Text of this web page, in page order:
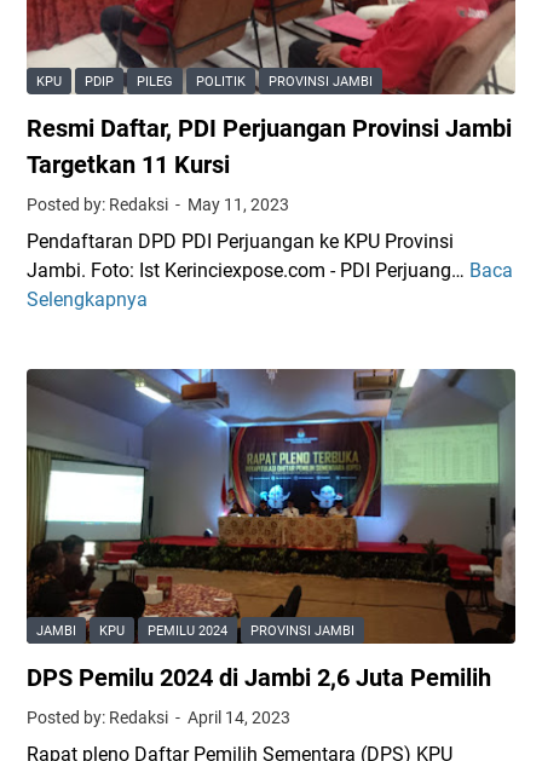
m
i
D
l
a
i
k
a
p
k
a
n
:
n
i
L
K
o
s
i
o
n
e
K
P
KPU PDIP PILEG POLITIK PROVINSI JAMBI
Resmi Daftar, PDI Perjuangan Provinsi Jambi
Targetkan 11 Kursi
Posted by: Redaksi May 11, 2023
Pendaftaran DPD PDI Perjuangan ke KPU Provinsi
Jambi. Foto: Ist Kerinciexpose.com - PDI Perjuang… Baca
Selengkapnya
R
i
D
f
t
a
r
,
P
D
I
P
JAMBI KPU PEMILU 2024 PROVINSI JAMBI
DPS Pemilu 2024 di Jambi 2,6 Juta Pemilih
Posted by: Redaksi April 14, 2023
Rapat pleno Daftar Pemilih Sementara (DPS) KPU